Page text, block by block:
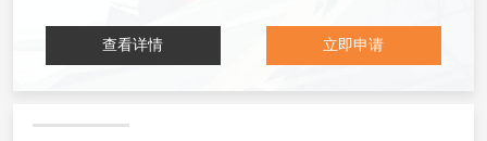
查看详情 立即申请